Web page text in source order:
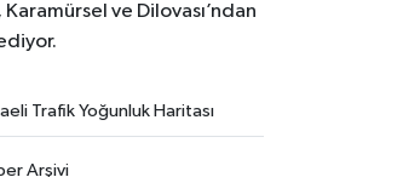
ve Dilovası’ndan
Trafik Yoğunluk Haritası
Arşivi